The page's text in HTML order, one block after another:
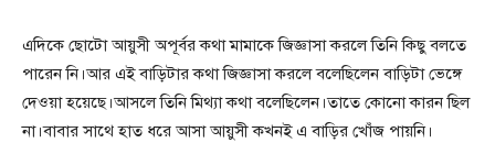
এদিকে ছোটো আয়ুসী অপূর্বর কথা মামাকে জিজ্ঞাসা করলে তিনি কিছু বলতে
পারেন নি।আর এই বাড়িটার কথা জিজ্ঞাসা করলে বলেছিলেন বাড়িটা ভেঙ্গে
দেওয়া হয়েছে।আসলে তিনি মিথ্যা কথা বলেছিলেন।তাতে কোনো কারন ছিল
না।বাবার সাথে হাত ধরে আসা আয়ুসী কখনই এ বাড়ির খোঁজ পায়নি।